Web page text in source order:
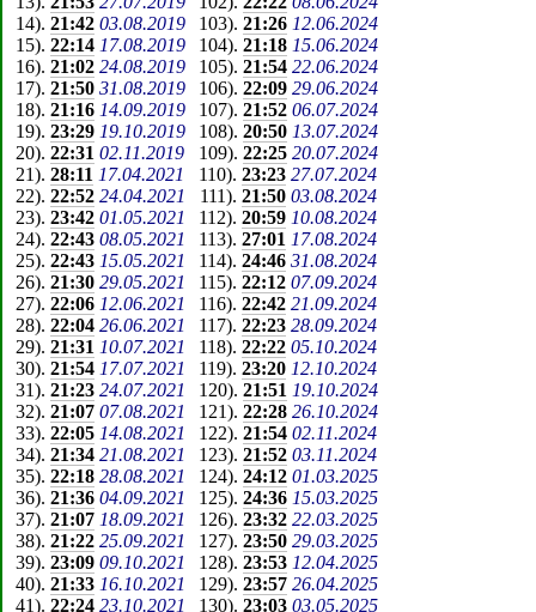
14). 21:42 03.08.2019 103). 21:26 12.06.2024
15). 22:14 17.08.2019 104). 21:18 15.06.2024
16). 21:02 24.08.2019 105). 21:54 22.06.2024
17). 21:50 31.08.2019 106). 22:09 29.06.2024
18). 21:16 14.09.2019 107). 21:52 06.07.2024
19). 23:29 19.10.2019 108). 20:50 13.07.2024
20).22:31 02.11.2019 109). 22:25 20.07.2024
21).28:11 17.04.2021 110).23:23 27.07.2024
22). 22:52 24.04.2021 111). 21:50 03.08.2024
23). 23:42 01.05.2021 112).20:59 10.08.2024
24). 22:43 08.05.2021 113).27:01 17.08.2024
25). 22:43 15.05.2021 114).24:46 31.08.2024
26). 21:30 29.05.2021 115).22:12 07.09.2024
27). 22:06 12.06.2021 116).22:42 21.09.2024
28). 22:04 26.06.2021 117).22:23 28.09.2024
29). 21:31 10.07.2021 118).22:22 05.10.2024
30). 21:54 17.07.2021 119).23:20 12.10.2024
31). 21:23 24.07.2021 120). 21:51 19.10.2024
32). 21:07 07.08.2021 121). 22:28 26.10.2024
33). 22:05 14.08.2021 122).21:54 02.11.2024
34). 21:34 21.08.2021 123).21:52 03.11.2024
35). 22:18 28.08.2021 124). 24:12 01.03.2025
36). 21:36 04.09.2021 125). 24:36 15.03.2025
37). 21:07 18.09.2021 126). 23:32 22.03.2025
38). 21:22 25.09.2021 127). 23:50 29.03.2025
39). 23:09 09.10.2021 128). 23:53 12.04.2025
40). 21:33 16.10.2021 129). 23:57 26.04.2025
41). 22:24 23.10.2021 130). 23:03 03.05.2025